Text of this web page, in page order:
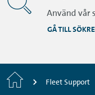
Använd
GÅ TILL
StartsidaFleet Support